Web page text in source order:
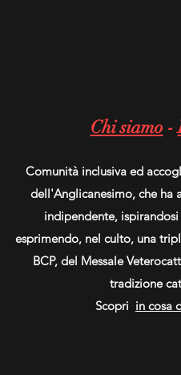
Chi siamo -
Comunità inclusiva ed
dell'Anglicanesimo, che ha
indipendente,
esprimendo, nel culto, una
BCP, del Messale
tradizione
Scopri in cosa